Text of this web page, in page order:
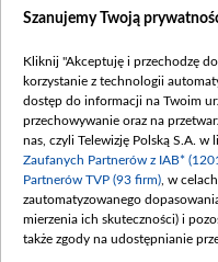
Procedura
Szanujemy Twoją
Kliknij "Akceptuję i przechodzę
korzystanie z technologii
dostęp do informacji na Twoim
przechowywanie oraz na
nas, czyli Telewizję Polską S.A. w
Zaufanych Partnerów z IAB*
Partnerów TVP (93 firm) , w
zautomatyzowanego
mierzenia ich skuteczności) i
także zgody na udostępnianie